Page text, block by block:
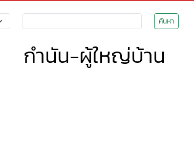
ค้นหา
กำนัน-ผู้ใหญ่บ้าน